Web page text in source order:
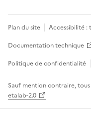
Plan du site Accessibilité
Documentation technique
Politique de confidentialité
Sauf mention contraire,
etalab-2.0